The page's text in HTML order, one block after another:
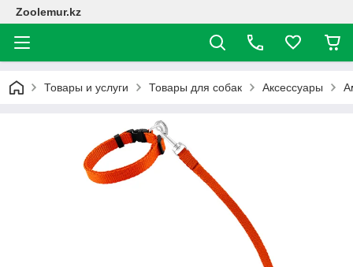
Zoolemur.kz
Товары и услуги Товары для собак Аксессуары